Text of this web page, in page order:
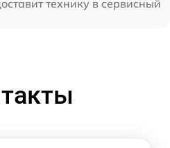
технику в сервисный